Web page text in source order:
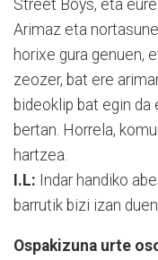
Street Boys, eta
Arimaz eta
horixe gura genuen,
zeozer, bat ere
bideoklip bat egin
bertan. Horrela,
hartzea.
I.L: Indar handiko
barrutik bizi izan
Ospakizuna urte